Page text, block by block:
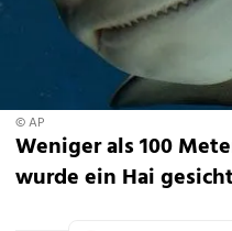
© AP
Weniger als 100
wurde ein Hai